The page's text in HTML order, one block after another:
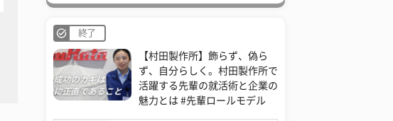
終了
【村田製作所】飾らず、偽ら
ず、自分らしく。村田製作所で
活躍する先輩の就活術と企業の
魅力とは #先輩ロールモデル